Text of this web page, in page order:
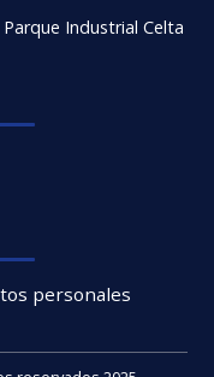
Industrial Celta
personales